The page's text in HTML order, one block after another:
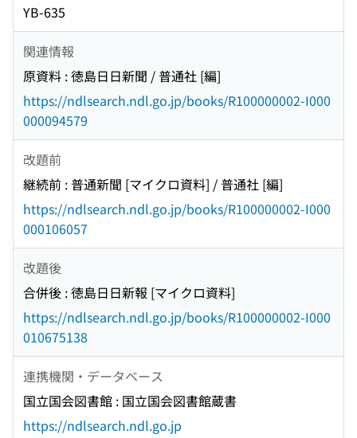
YB-635
関連情報
原資料 : 徳島日日新聞 / 普通社 [編]
https://ndlsearch.ndl.go.jp/books/R100000002-I000
000094579
改題前
継続前 : 普通新聞 [マイクロ資料] / 普通社 [編]
https://ndlsearch.ndl.go.jp/books/R100000002-I000
000106057
改題後
合併後 : 徳島日日新報 [マイクロ資料]
https://ndlsearch.ndl.go.jp/books/R100000002-I000
010675138
連携機関・データベース
国立国会図書館 : 国立国会図書館蔵書
https://ndlsearch.ndl.go.jp